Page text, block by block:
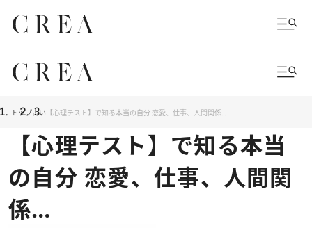
トップ占い 【心理テスト】で知る本当の自分 恋愛、仕事、人間関係…
【心理テスト】で知る本当
の自分 恋愛、仕事、人間関
係…